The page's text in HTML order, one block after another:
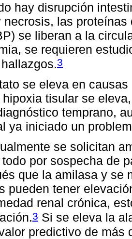
hay disrupción
necrosis, las
se liberan a la
se requieren
3
se eleva en
hipoxia tisular se
temprano,
ya iniciado un
se solicitan
por sospecha de
que la amilasa y se
pueden tener
renal crónica,
3 Si se eleva la
predictivo de más